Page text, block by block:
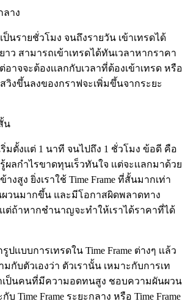
ลาง
เป็นรายชั่วโมง จนถึงรายวัน เข้าเทรดได้
าว สามารถเข้าเทรดได้ทันเวลาหากราคา
อาจจะต้องเเลกกับเวลาที่ต้องเข้าเทรด หรือ
วิงขึ้นลงของกราฟจะเพิ่มขึ้นจากระยะ
น
ริ่มตั้งเเต่ 1 นาที จนไปถึง 1 ชั่วโมง ข้อดี คือ
ลกำไรขาดทุนเร็วทันใจ เเต่จะเเลกมาด้วย
สูง ยิ่งเราใช้ Time Frame ที่สั้นมากเท่า
ผวนมากขึ้น และมีโอกาสผิดพลาดทาง
ต่ถ้าหากชำนาญจะทำให้เราได้ราคาที่ได้
เเบบการเทรดใน Time Frame ต่างๆ เเล้ว
กับตัวเองว่า ตัวเรานั้น เหมาะกับการเท
าเป็นคนที่มีความอดทนสูง ชอบความผันผวน
บ Time Frame ระยะกลาง หรือ Time Frame